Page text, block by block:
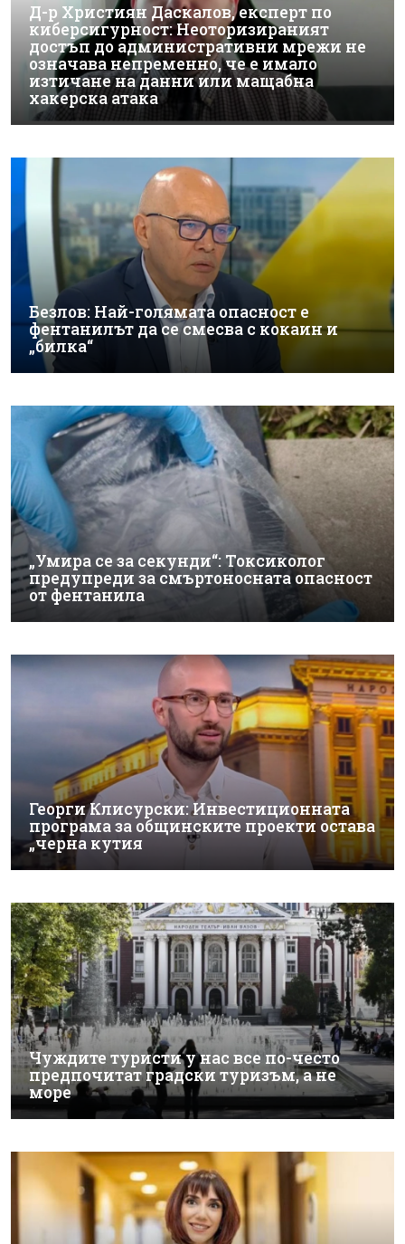
Д-р Християн Даскалов, експерт по
киберсигурност: Неоторизираният
достъп до административни мрежи не
означава непременно, че е имало
изтичане на данни или мащабна
хакерска атака
Безлов: Най-голямата опасност е
фентанилът да се смесва с кокаин и
„билка“
„Умира се за секунди“: Токсиколог
предупреди за смъртоносната опасност
от фентанила
Георги Клисурски: Инвестиционната
програма за общинските проекти остава
„черна кутия
Чуждите туристи у нас все по-често
предпочитат градски туризъм, а не
море